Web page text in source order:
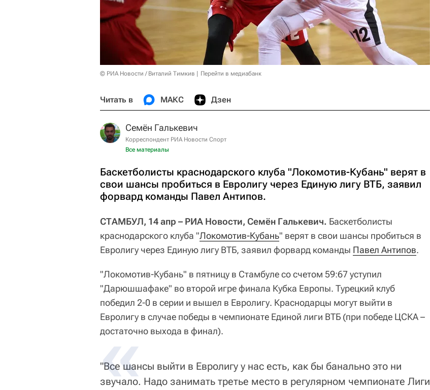
© РИА Новости / Виталий Тимкив Перейти в медиабанк
Читать в МАКС Дзен
Семён Галькевич
Корреспондент РИА Новости Спорт
Все материалы
Баскетболисты краснодарского клуба "Локомотив-Кубань" верят в
свои шансы пробиться в Евролигу через Единую лигу ВТБ, заявил
форвард команды Павел Антипов.
СТАМБУЛ, 14 апр – РИА Новости, Семён Галькевич. Баскетболисты
краснодарского клуба "Локомотив-Кубань" верят в свои шансы пробиться в
Евролигу через Единую лигу ВТБ, заявил форвард команды Павел Антипов.
"Локомотив-Кубань" в пятницу в Стамбуле со счетом 59:67 уступил
"Дарюшшафаке" во второй игре финала Кубка Европы. Турецкий клуб
победил 2-0 в серии и вышел в Евролигу. Краснодарцы могут выйти в
Евролигу в случае победы в чемпионате Единой лиги ВТБ (при победе ЦСКА –
достаточно выхода в финал).
"Все шансы выйти в Евролигу у нас есть, как бы банально это ни
звучало. Надо занимать третье место в регулярном чемпионате Лиги